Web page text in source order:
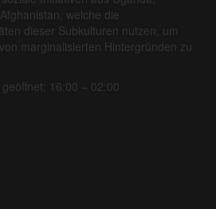
welche die
dieser Subkulturen nutzen, um
marginalisierten Hintergründen zu
16:00 – 02:00